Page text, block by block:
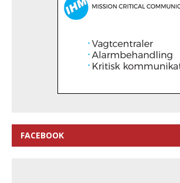
FACEBOOK